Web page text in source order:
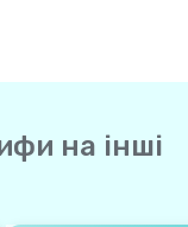
на інші